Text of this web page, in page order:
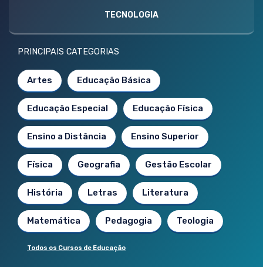
TECNOLOGIA
PRINCIPAIS CATEGORIAS
Artes Educação Básica
Educação Especial Educação Física
Ensino a Distância Ensino Superior
Física Geografia Gestão Escolar
História Letras Literatura
Matemática Pedagogia Teologia
Todos os Cursos de Educação